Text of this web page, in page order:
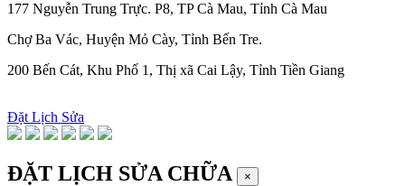
177 Nguyễn Trung Trực. P8, TP Cà Mau, Tỉnh Cà Mau
Chợ Ba Vác, Huyện Mỏ Cày, Tỉnh Bến Tre.
200 Bến Cát, Khu Phố 1, Thị xã Cai Lậy, Tỉnh Tiền Giang
Đặt Lịch Sửa
ĐẶT LỊCH SỬA CHỮA ×